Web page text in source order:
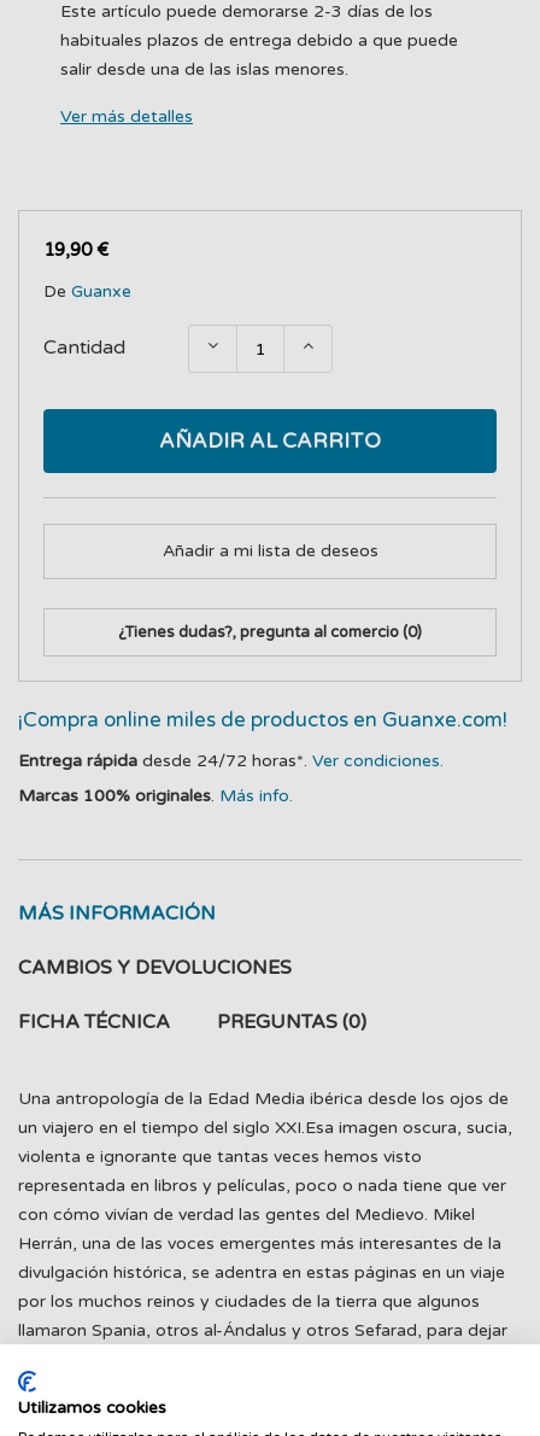
Este artículo puede demorarse 2-3 días de los
habituales plazos de entrega debido a que puede
salir desde una de las islas menores.
Ver más detalles
19,90 €
De Guanxe
Cantidad
AÑADIR AL CARRITO
Añadir a mi lista de deseos
¿Tienes dudas?, pregunta al comercio(0)
¡Compra online miles de productos en Guanxe.com!
Entrega rápida desde 24/72 horas*. Ver condiciones.
Marcas 100% originales. Más info.
MÁS INFORMACIÓN
CAMBIOS Y DEVOLUCIONES
FICHA TÉCNICA PREGUNTAS (0)
Una antropología de la Edad Media ibérica desde los ojos de
un viajero en el tiempo del siglo XXI.Esa imagen oscura, sucia,
violenta e ignorante que tantas veces hemos visto
representada en libros y películas, poco o nada tiene que ver
con cómo vivían de verdad las gentes del Medievo. Mikel
Herrán, una de las voces emergentes más interesantes de la
divulgación histórica, se adentra en estas páginas en un viaje
por los muchos reinos y ciudades de la tierra que algunos
llamaron Spania, otros al-Ándalus y otros Sefarad, para dejar
peregrinos, las pastoras, los mercaderes, los bandidos, los
esclavos, los caballeros, las trovadoras? Es probable que
Utilizamos cookies